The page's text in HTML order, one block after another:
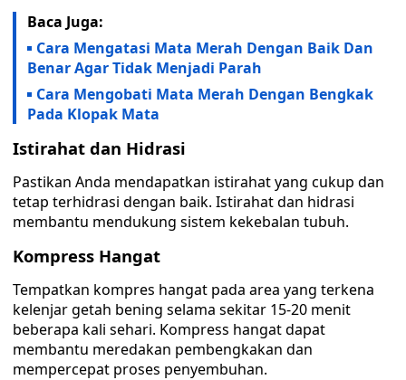
Baca Juga:
Cara Mengatasi Mata Merah Dengan Baik Dan
Benar Agar Tidak Menjadi Parah
Cara Mengobati Mata Merah Dengan Bengkak
Pada Klopak Mata
Istirahat dan Hidrasi
Pastikan Anda mendapatkan istirahat yang cukup dan
tetap terhidrasi dengan baik. Istirahat dan hidrasi
membantu mendukung sistem kekebalan tubuh.
Kompress Hangat
Tempatkan kompres hangat pada area yang terkena
kelenjar getah bening selama sekitar 15-20 menit
beberapa kali sehari. Kompress hangat dapat
membantu meredakan pembengkakan dan
mempercepat proses penyembuhan.